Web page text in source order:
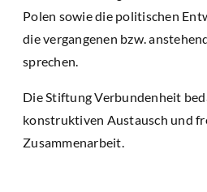
Polen sowie die politischen
die vergangenen bzw.
sprechen.
Die Stiftung Verbundenheit
konstruktiven Austausch und
Zusammenarbeit.